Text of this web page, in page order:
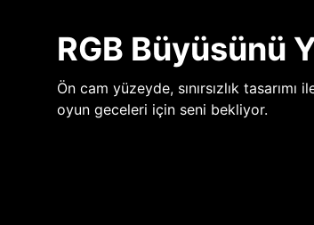
RGB Büyüsünü
Ön cam yüzeyde, sınırsızlık
oyun geceleri için seni bekliyor.